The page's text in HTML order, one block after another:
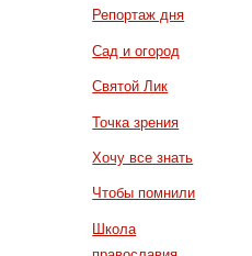
Репортаж дня
Сад и огород
Святой Лик
Точка зрения
Хочу все знать
Чтобы помнили
Школа